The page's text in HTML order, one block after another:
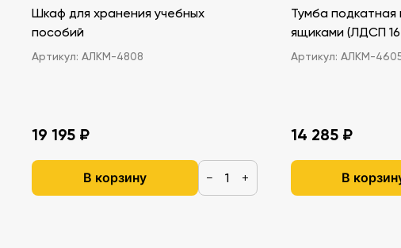
Шкаф для хранения учебных
пособий
Артикул: АЛКМ-4808
19 195 ₽
В корзину − +
Тумба подкатная
ящиками (ЛДСП
Артикул: АЛКМ-
14 285 ₽
В